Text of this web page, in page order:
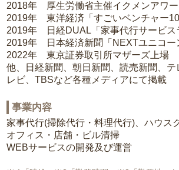
2018年 厚生労働省主催イクメンアワ
2019年 東洋経済「すごいベンチャー
2019年 日経DUAL「家事代行サービス
2019年 日本経済新聞「NEXTユニコー
2022年 東京証券取引所マザーズ上場
他、日経新聞、朝日新聞、読売新聞、テ
レビ、TBSなど各種メディアにて掲載
事業内容
家事代行(掃除代行・料理代行)、ハウス
オフィス・店舗・ビル清掃
WEBサービスの開発及び運営